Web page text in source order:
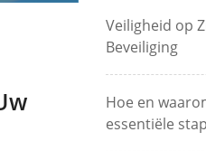
Veiligheid op
Beveiliging
Hoe en
essentiële